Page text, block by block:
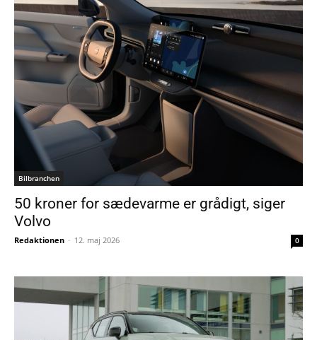
Bilbranchen
50 kroner for sædevarme er grådigt, siger
Volvo
Redaktionen - 12. maj 2026 0